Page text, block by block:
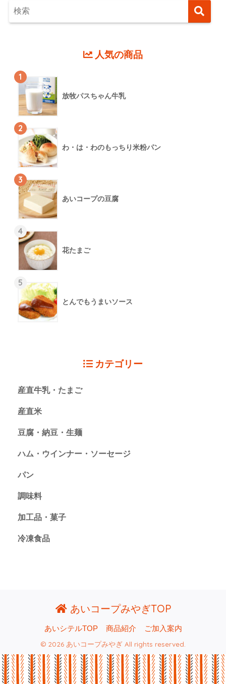
人気の商品
1
放牧パスちゃん牛乳
2
わ・は・わのもっちり米粉パン
3
あいコープの豆腐
4
花たまご
5
とんでもうまいソース
カテゴリー
産直牛乳・たまご
産直米
豆腐・納豆・生麺
ハム・ウインナー・ソーセージ
パン
調味料
加工品・菓子
冷凍食品
あいコープみやぎTOP
あいシテルTOP 商品紹介 ご加入案内
© 2026 あいコープみやぎ All rights reserved.